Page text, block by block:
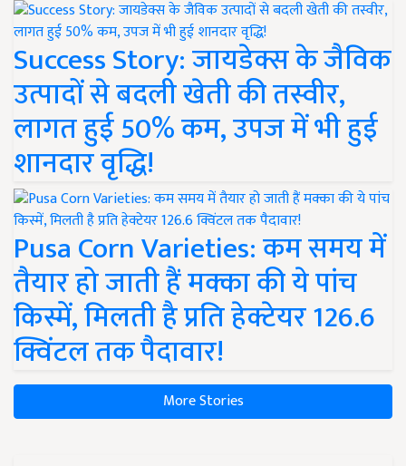
Success Story: जायडेक्स के जैविक
उत्पादों से बदली खेती की तस्वीर,
लागत हुई 50% कम, उपज में भी हुई
शानदार वृद्धि!
Pusa Corn Varieties: कम समय में
तैयार हो जाती हैं मक्का की ये पांच
किस्में, मिलती है प्रति हेक्टेयर 126.6
क्विंटल तक पैदावार!
More Stories